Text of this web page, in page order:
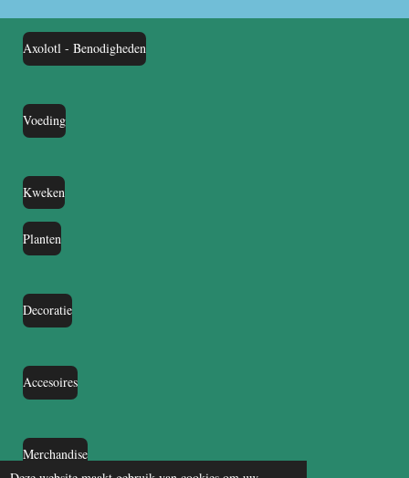
Axolotl - Benodigheden
Voeding
Kweken
Planten
Decoratie
Accesoires
Merchandise